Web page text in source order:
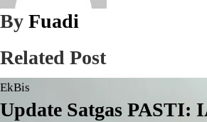
By Fuadi
Related Post
EkBis
Update Satgas PASTI: